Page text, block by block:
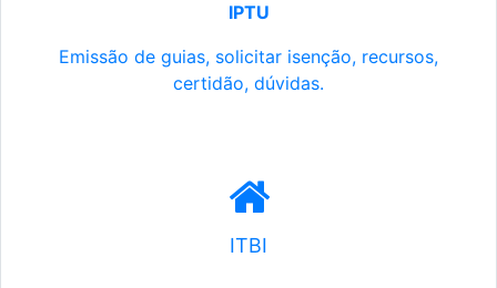
IPTU
Emissão de guias, solicitar isenção, recursos,
certidão, dúvidas.
ITBI